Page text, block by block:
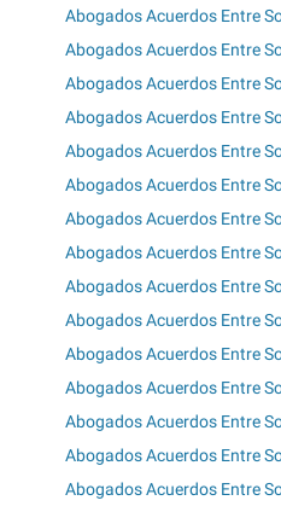
Abogados Acuerdos Entre
Abogados Acuerdos Entre
Abogados Acuerdos Entre
Abogados Acuerdos Entre
Abogados Acuerdos Entre
Abogados Acuerdos Entre
Abogados Acuerdos Entre
Abogados Acuerdos Entre
Abogados Acuerdos Entre
Abogados Acuerdos Entre
Abogados Acuerdos Entre
Abogados Acuerdos Entre
Abogados Acuerdos Entre
Abogados Acuerdos Entre
Abogados Acuerdos Entre